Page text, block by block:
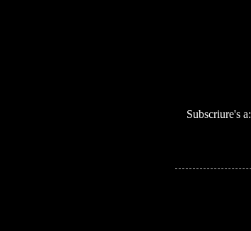
Subscriure's a: